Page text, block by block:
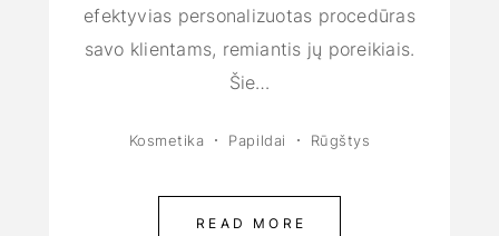
efektyvias personalizuotas procedūras
savo klientams, remiantis jų poreikiais.
Šie…
Kosmetika Papildai Rūgštys
READ MORE